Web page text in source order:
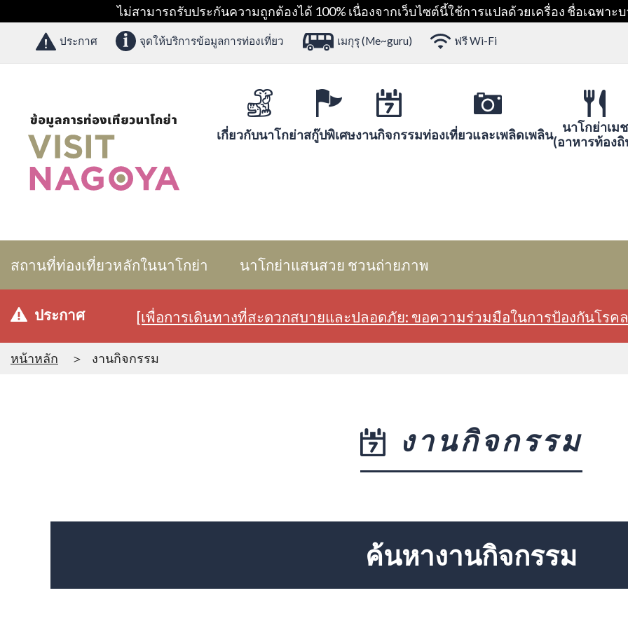
ไม่สามารถรับประกันความถูกต้องได้ 100% เนื่องจากเว็บไซต์นี้ใช้การแปลด้วยเครื่อง ชื่อเฉพา
ประกาศ จุดให้บริการข้อมูลการท่องเที่ยว เมกุรุ (Me~guru) ฟรี Wi-Fi
เกี่ยวกับนาโกย่าสกู๊ปพิเศษงานกิจกรรมท่องเที่ยวและเพลิดเพลิน
นาโกย่าเมช
(อาหารท้องถิ
สถานที่ท่องเที่ยวหลักในนาโกย่า นาโกย่าแสนสวย ชวนถ่ายภาพ
ประกาศ [เพื่อการเดินทางที่สะดวกสบายและปลอดภัย: ขอความร่วมมือในการป้องกันโรค
หน้าหลัก งานกิจกรรม
งานกิจกรรม
ค้นหางานกิจกรรม